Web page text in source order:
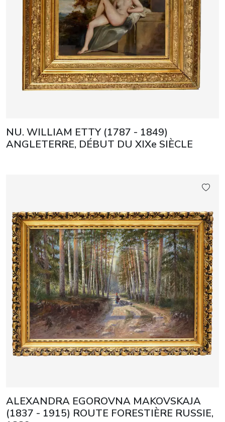
NU. WILLIAM ETTY (1787 - 1849)
ANGLETERRE, DÉBUT DU XIXe SIÈCLE
ALEXANDRA EGOROVNA MAKOVSKAJA
(1837 - 1915) ROUTE FORESTIÈRE RUSSIE,